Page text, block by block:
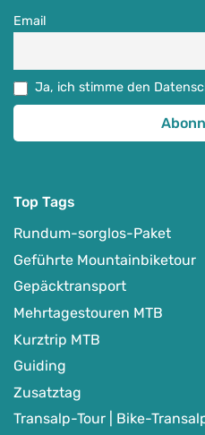
Email
Ja, ich stimme den
Top Tags
Rundum-sorglos-Paket
Geführte Mountainbiketour
Gepäcktransport
Mehrtagestouren MTB
Kurztrip MTB
Guiding
Zusatztag
Transalp-Tour | Bike-